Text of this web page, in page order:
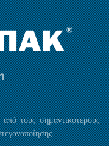
τους σημαντικότερους